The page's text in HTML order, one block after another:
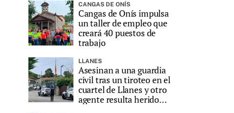
CANGAS DE ONÍS
Cangas de Onís impulsa
un taller de empleo que
creará 40 puestos de
trabajo
LLANES
Asesinan a una guardia
civil tras un tiroteo en el
cuartel de Llanes y otro
agente resulta herido